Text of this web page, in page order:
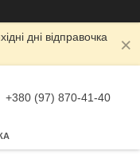
дні відправочка
+380 (97) 870-41-40